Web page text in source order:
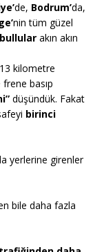
de, Bodrum’da,
nin tüm güzel
akın akın
kilometre
basıp
düşündük. Fakat
birinci
yerlerine girenler
bile daha fazla